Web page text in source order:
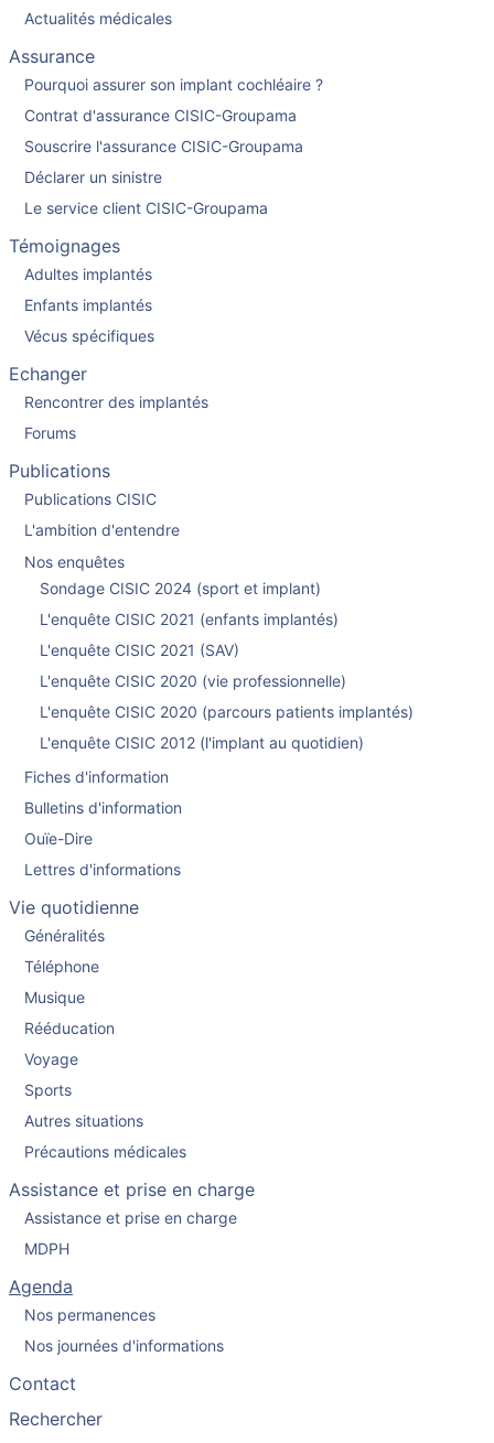
Actualités médicales
Assurance
Pourquoi assurer son implant cochléaire ?
Contrat d'assurance CISIC-Groupama
Souscrire l'assurance CISIC-Groupama
Déclarer un sinistre
Le service client CISIC-Groupama
Témoignages
Adultes implantés
Enfants implantés
Vécus spécifiques
Echanger
Rencontrer des implantés
Forums
Publications
Publications CISIC
L'ambition d'entendre
Nos enquêtes
Sondage CISIC 2024 (sport et implant)
L'enquête CISIC 2021 (enfants implantés)
L'enquête CISIC 2021 (SAV)
L'enquête CISIC 2020 (vie professionnelle)
L'enquête CISIC 2020 (parcours patients implantés)
L'enquête CISIC 2012 (l'implant au quotidien)
Fiches d'information
Bulletins d'information
Ouïe-Dire
Lettres d'informations
Vie quotidienne
Généralités
Téléphone
Musique
Rééducation
Voyage
Sports
Autres situations
Précautions médicales
Assistance et prise en charge
Assistance et prise en charge
MDPH
Agenda
Nos permanences
Nos journées d'informations
Contact
Rechercher